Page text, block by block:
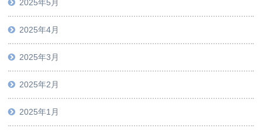
2025年5月
2025年4月
2025年3月
2025年2月
2025年1月